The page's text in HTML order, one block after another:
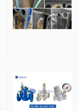
a
v
i
o
n